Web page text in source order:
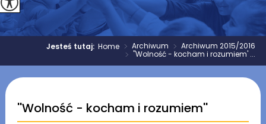
Jesteś tutaj:Home > Archiwum > Archiwum 2015/2016
> ''Wolność - kocham i rozumiem' ...
''Wolność - kocham i rozumiem''